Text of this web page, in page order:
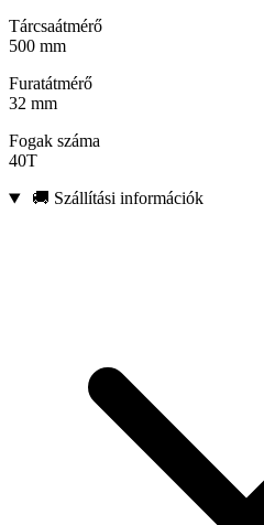
Tárcsaátmérő
500 mm
Furatátmérő
32 mm
Fogak száma
40T
🚚 Szállítási információk